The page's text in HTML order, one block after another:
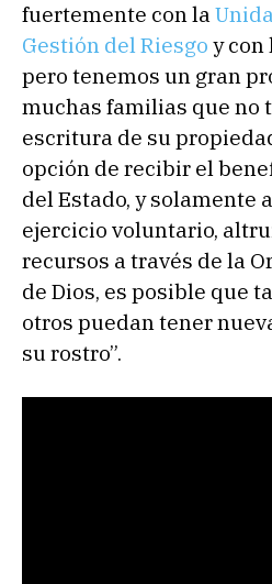
fuertemente con la
Gestión del Riesgo y con
pero tenemos un gran
muchas familias que no
escritura de su
opción de recibir el
del Estado, y solamente
ejercicio voluntario,
recursos a través de la
de Dios, es posible que
otros puedan tener
su rostro”.